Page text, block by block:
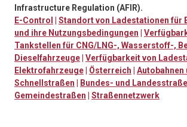
Infrastructure Regulation (AFIR).
E-Control
Standort von Ladestationen für
und ihre Nutzungsbedingungen
Tankstellen für CNG/LNG-, Wasserstoff-,
Dieselfahrzeuge Verfügbarkeit von
Elektrofahrzeuge
Österreich
Autobahnen
Schnellstraßen
Bundes- und
Gemeindestraßen
Straßennetzwerk